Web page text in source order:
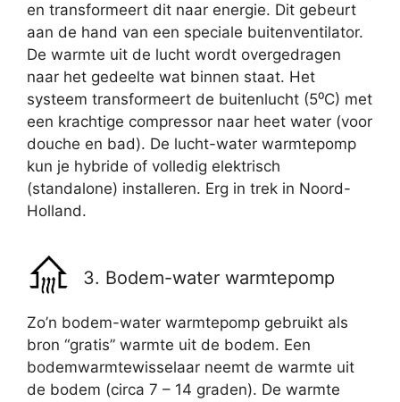
en transformeert dit naar energie. Dit gebeurt
aan de hand van een speciale buitenventilator.
De warmte uit de lucht wordt overgedragen
naar het gedeelte wat binnen staat. Het
systeem transformeert de buitenlucht (5⁰C) met
een krachtige compressor naar heet water (voor
douche en bad). De lucht-water warmtepomp
kun je hybride of volledig elektrisch
(standalone) installeren. Erg in trek in Noord-
Holland.
3. Bodem-water warmtepomp
Zo’n bodem-water warmtepomp gebruikt als
bron “gratis” warmte uit de bodem. Een
bodemwarmtewisselaar neemt de warmte uit
de bodem (circa 7 – 14 graden). De warmte